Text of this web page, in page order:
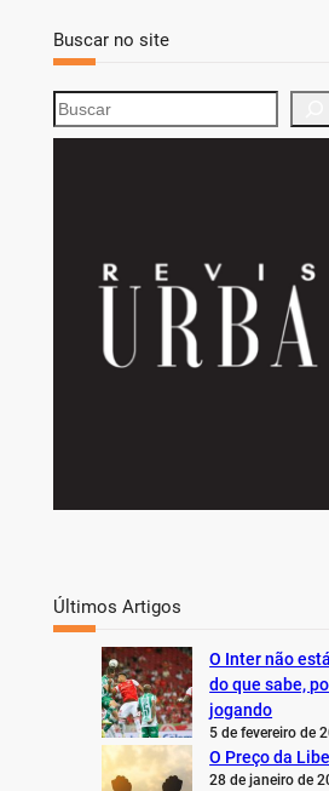
Buscar no site
S
e
Últimos Artigos
O Inter não
do que sabe,
jogando
5 de fevereiro de
O Preço da
28 de janeiro de